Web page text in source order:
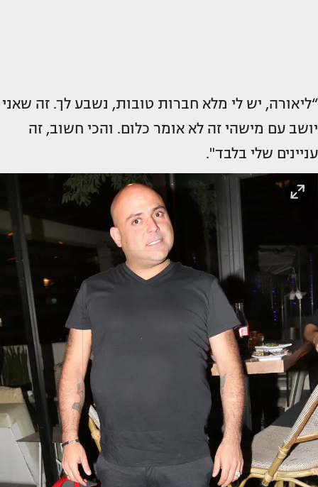
“ליאורה, יש לי מלא חברות טובות, נשבע לך. זה שאני
יושב עם מישהי זה לא אומר כלום. והכי חשוב, זה
עניינים שלי בלבד".